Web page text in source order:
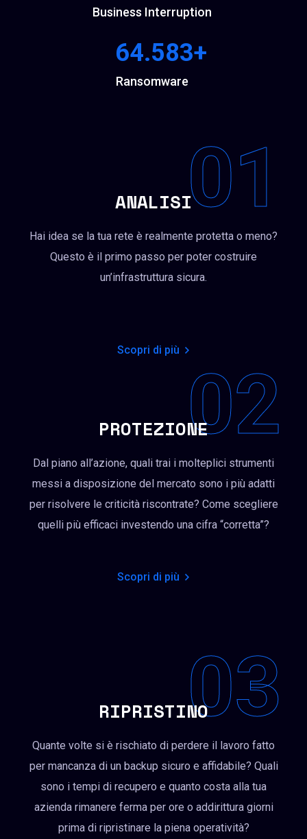
Business Interruption
66.667+
Ransomware
ANALISI
Hai idea se la tua rete è realmente protetta o meno?
Questo è il primo passo per poter costruire
un’infrastruttura sicura.
01
Scopri di più
PROTEZIONE
Dal piano all’azione, quali trai i molteplici strumenti
messi a disposizione del mercato sono i più adatti
per risolvere le criticità riscontrate? Come scegliere
quelli più efficaci investendo una cifra “corretta”?
02
Scopri di più
RIPRISTINO
Quante volte si è rischiato di perdere il lavoro fatto
per mancanza di un backup sicuro e affidabile? Quali
sono i tempi di recupero e quanto costa alla tua
azienda rimanere ferma per ore o addirittura giorni
prima di ripristinare la piena operatività?
03